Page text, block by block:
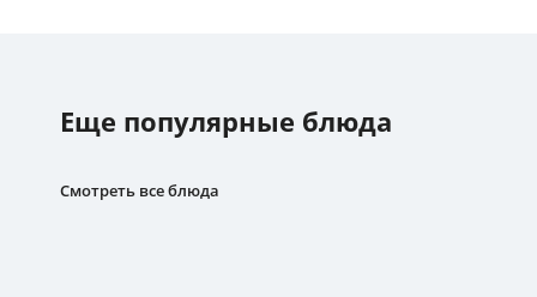
Еще популярные блюда
Смотреть все блюда